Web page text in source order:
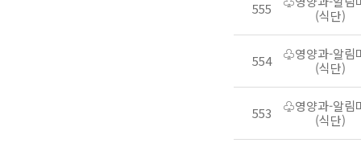
555
(식단)
554
♧영양과-알림
(식단)
553
♧영양과-알림
(식단)